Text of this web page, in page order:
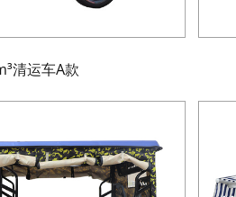
清运车A款